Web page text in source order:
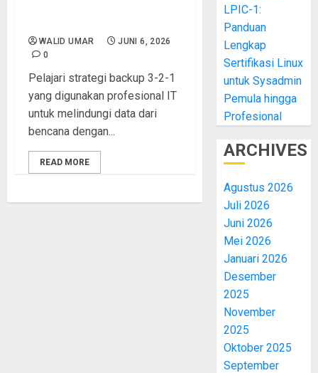
WALID UMAR
JUNI 6, 2026
0
Pelajari strategi backup 3-2-1
yang digunakan profesional IT
untuk melindungi data dari
bencana dengan...
READ MORE
LPIC-1:
Panduan
Lengkap
Sertifikasi Linux
untuk Sysadmin
Pemula hingga
Profesional
ARCHIVES
Agustus 2026
Juli 2026
Juni 2026
Mei 2026
Januari 2026
Desember
2025
November
2025
Oktober 2025
September